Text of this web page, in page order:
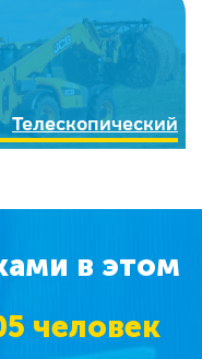
Телескопический
в этом
человек